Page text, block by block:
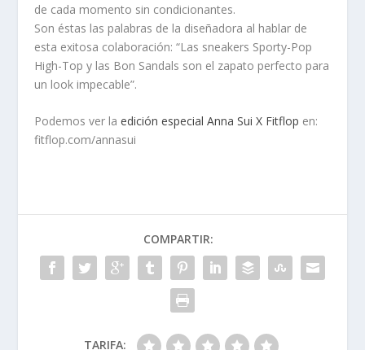
de cada momento sin condicionantes.
Son éstas las palabras de la diseñadora al hablar de
esta exitosa colaboración: “Las sneakers Sporty-Pop
High-Top y las Bon Sandals son el zapato perfecto para
un look impecable”.
Podemos ver laedición especial Anna Sui X Fitflop en:
fitflop.com/annasui
COMPARTIR:
TARIFA: